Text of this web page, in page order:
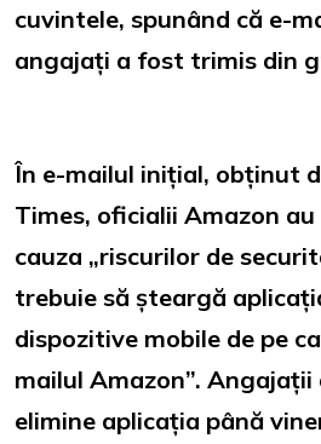
cuvintele, spunând că e-
angajați a fost trimis din
În e-mailul inițial, obținut
Times, oficialii Amazon
cauza „riscurilor de
trebuie să șteargă
dispozitive mobile de pe
mailul Amazon”.
elimine aplicația până